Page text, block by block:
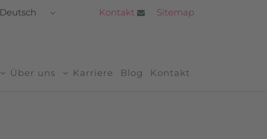
Kontakt Sitemap
Über uns Karriere Blog Kontakt